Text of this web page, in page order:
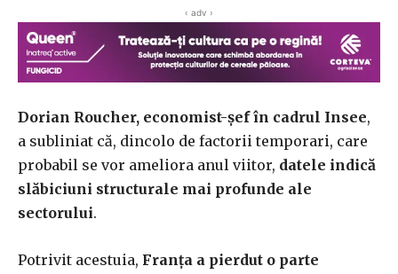
‹ adv ›
Dorian Roucher, economist-șef în cadrul Insee,
a subliniat că, dincolo de factorii temporari, care
probabil se vor ameliora anul viitor, datele indică
slăbiciuni structurale mai profunde ale
sectorului.
Potrivit acestuia, Franța a pierdut o parte